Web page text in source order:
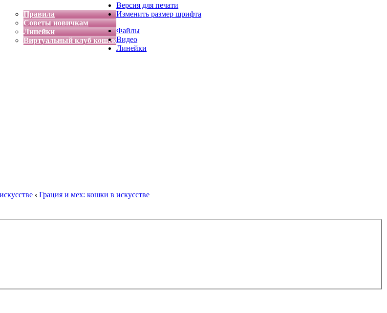
Правила
Советы новичкам
Линейки
Виртуальный клуб кошек
Версия для печати
Изменить размер шрифта
Файлы
Видео
Линейки
‹ Грация и мех: кошки в искусстве